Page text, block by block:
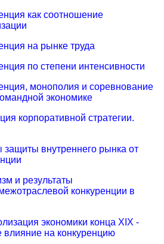
как соотношение
на рынке труда
по степени интенсивности
монополия и соревнование
экономике
корпоративной стратегии.
защиты внутреннего рынка от
и результаты
конкуренции в
экономики конца XIX -
влияние на конкуренцию